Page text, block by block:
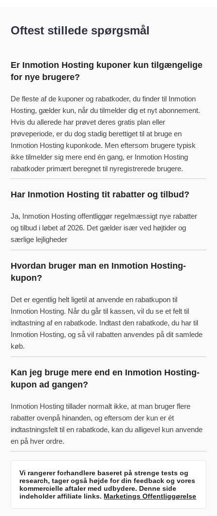
Oftest stillede spørgsmål
Er Inmotion Hosting kuponer kun tilgængelige
for nye brugere?
De fleste af de kuponer og rabatkoder, du finder til Inmotion
Hosting, gælder kun, når du tilmelder dig et nyt abonnement.
Hvis du allerede har prøvet deres gratis plan eller
prøveperiode, er du dog stadig berettiget til at bruge en
Inmotion Hosting kuponkode. Men eftersom brugere typisk
ikke tilmelder sig mere end én gang, er Inmotion Hosting
rabatkoder primært beregnet til nyregistrerede brugere.
Har Inmotion Hosting tit rabatter og tilbud?
Ja, Inmotion Hosting offentliggør regelmæssigt nye rabatter
og tilbud i løbet af 2026. Det gælder især ved højtider og
særlige lejligheder
Hvordan bruger man en Inmotion Hosting-
kupon?
Det er egentlig helt ligetil at anvende en rabatkupon til
Inmotion Hosting. Når du går til kassen, vil du se et felt til
indtastning af en rabatkode. Indtast den rabatkode, du har til
Inmotion Hosting, og så vil rabatten anvendes på dit samlede
køb.
Kan jeg bruge mere end en Inmotion Hosting-
kupon ad gangen?
Inmotion Hosting tillader normalt ikke, at man bruger flere
rabatter ovenpå hinanden, og eftersom der kun er ét
indtastningsfelt til en rabatkode, kan du alligevel kun anvende
en på hver ordre.
Vi rangerer forhandlere baseret på strenge tests og
research, tager også højde for din feedback og vores
kommercielle aftaler med udbydere. Denne side
indeholder affiliate links. Marketings Offentliggørelse